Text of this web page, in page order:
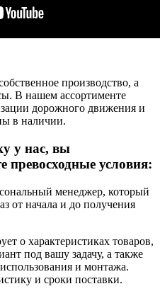
производство, а
В нашем ассортименте
дорожного движения и
в наличии.
у нас, вы
превосходные условия:
менеджер, который
от начала и до получения
о характеристиках товаров,
под вашу задачу, а также
и монтажа.
и сроки поставки.